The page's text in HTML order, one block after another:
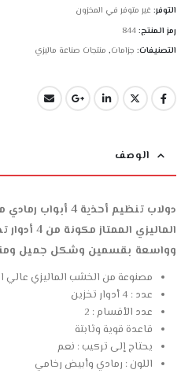
التوفر: غير متوفر في المخزون
رمز المنتج:844
التصنيفات: جزامات, منتجات صناعة ماليزي
الوصف
دولاب تنظيم
الماليزي
وواسعة بقسمين وشكل جميل
مصنوعة من الخشب الماليزي عالي
عدد : 4 أدوار تخزين
عدد الأقسام : 2
قاعدة قوية وثابتة
يحتاج إلى تركيب : نعم
اللون : رمادي وأبيض رخامي